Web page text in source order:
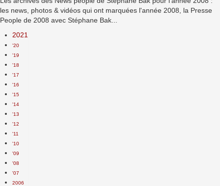
les news, photos & vidéos qui ont marquées l'année 2008, la Presse
People de 2008 avec Stéphane Bak...
2021
'20
'19
'18
'17
'16
'15
'14
'13
'12
'11
'10
'09
'08
'07
2006